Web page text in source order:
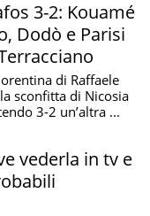
3-2: Kouamé
Dodò e Parisi
di Raffaele
sconfitta di Nicosia
3-2 un’altra ...
vederla in tv e